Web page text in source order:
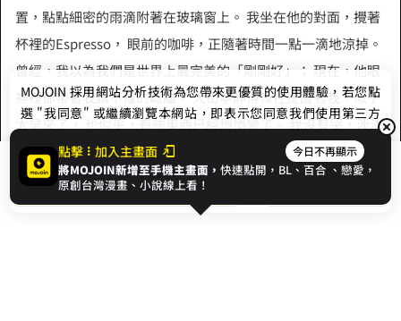
開始閱讀
置，點點細密的雨滴附著在玻璃窗上。 我坐在他的對面，攪著
杯裡的Espresso， 眼前的咖啡，正隨著時間一點一滴地涼掉。
曾經，我以為我們是世界上最完美的「剛剛好」； 現在，他眼
神裡卻帶著我讀不懂的疏離。 大街寧靜得像在提醒著我，似乎
太早來了， 也似乎，有些東西已經悄悄變了。 我沒有哭，淡淡
地想說一句話， 但他卻毫不留情地打斷了我…… 當這份「剛
好」成為日常，我們，還能回到那天嗎？
展開全部
點擊 加入主畫面 今日不再顯示
將MOJOIN新增至手機主畫面，快速點開，BL、百合 、戀愛，
原創台灣漫畫、小說線上看！
MOJOIN 採用網站分析技術為您帶來更優質的使用體驗，若您點
選 "我同意" 或繼續瀏覽本網站，即表示您同意我們使用第三方
Cookie，欲瞭解更多資訊請見隱私權政策。
我同意